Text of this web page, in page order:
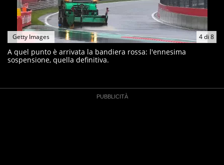
4di 8
Getty Images
A quel punto è arrivata la bandiera rossa: l'ennesima
sospensione, quella definitiva.